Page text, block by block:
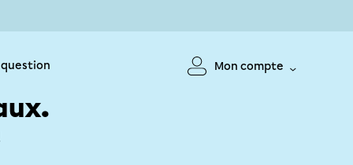
question Mon compte